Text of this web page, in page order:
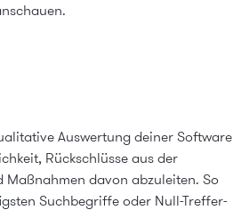
Auswertung deiner Software
Rückschlüsse aus der
Maßnahmen davon abzuleiten. So
Suchbegriffe oder Null-Treffer-